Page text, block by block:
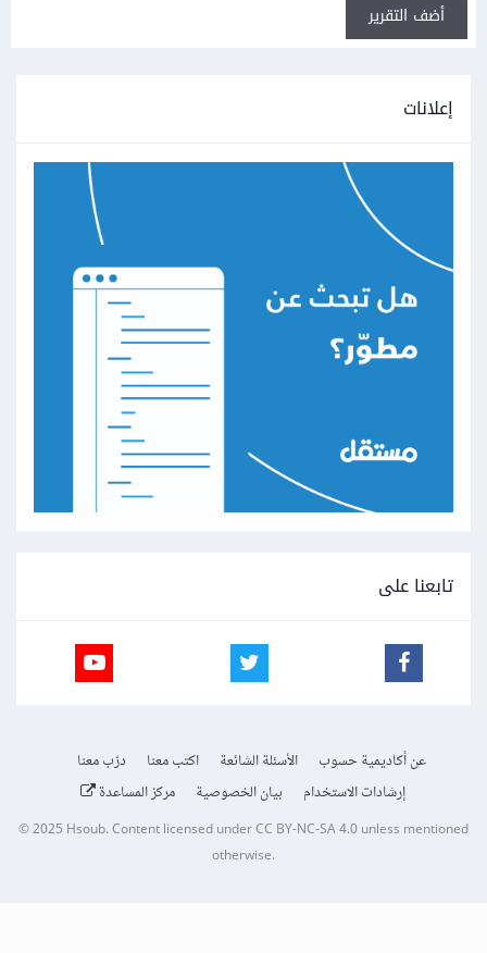
أضف التقرير
إعلانات
تابعنا على
عن أكاديمية حسوب الأسئلة الشائعة اكتب معنا
درّب معنا
إرشادات الاستخدام
بيان الخصوصية مركز المساعدة
© 2025 Hsoub.Content licensed underCC BY-NC-SA 4.0unless mentioned
otherwise.